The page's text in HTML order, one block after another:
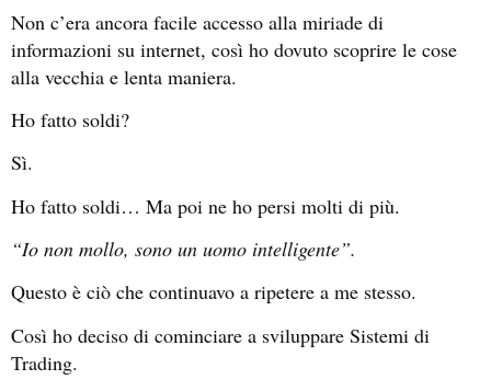
Non c’era ancora facile accesso alla miriade di
informazioni su internet, così ho dovuto scoprire le cose
alla vecchia e lenta maniera.
Ho fatto soldi?
Sì.
Ho fatto soldi… Ma poi ne ho persi molti di più.
“Io non mollo, sono un uomo intelligente”.
Questo è ciò che continuavo a ripetere a me stesso.
Così ho deciso di cominciare a sviluppare Sistemi di
Trading.